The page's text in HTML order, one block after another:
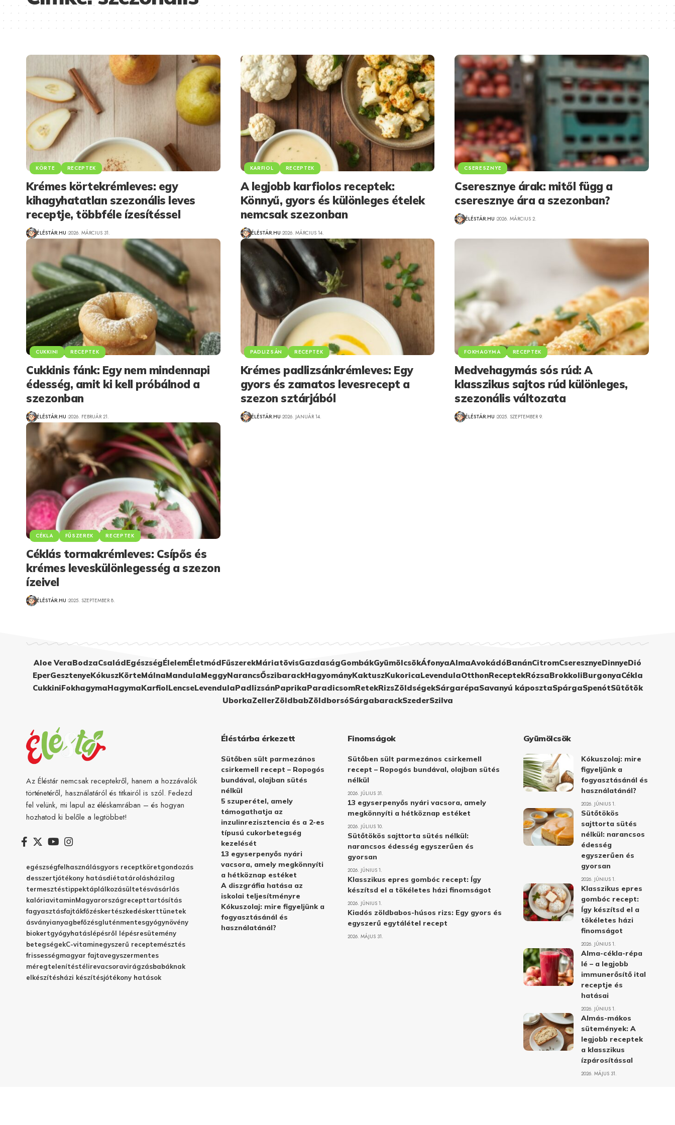
KÖRTE RECEPTEK
Krémes körtekrémleves: egy
kihagyhatatlan szezonális leves
receptje, többféle ízesítéssel
ÉLÉSTÁR.HU 2026. MÁRCIUS 31.
KARFIOL RECEPTEK
A legjobb karfiolos receptek:
Könnyű, gyors és különleges ételek
nemcsak szezonban
ÉLÉSTÁR.HU 2026. MÁRCIUS 14.
CSERESZNYE
Cseresznye árak: mitől függ a
cseresznye ára a szezonban?
ÉLÉSTÁR.HU 2026. MÁRCIUS 2.
CUKKINI RECEPTEK
Cukkinis fánk: Egy nem mindennapi
édesség, amit ki kell próbálnod a
szezonban
ÉLÉSTÁR.HU 2026. FEBRUÁR 21.
PADLIZSÁN RECEPTEK
Krémes padlizsánkrémleves: Egy
gyors és zamatos levesrecept a
szezon sztárjából
ÉLÉSTÁR.HU 2026. JANUÁR 14.
FOKHAGYMA RECEPTEK
Medvehagymás sós rúd: A
klasszikus sajtos rúd különleges,
szezonális változata
ÉLÉSTÁR.HU 2025. SZEPTEMBER 9.
CÉKLA FŰSZEREK RECEPTEK
Céklás tormakrémleves: Csípős és
krémes leveskülönlegesség a szezon
ízeivel
ÉLÉSTÁR.HU 2025. SZEPTEMBER 8.
Aloe VeraBodzaCsaládEgészségÉlelemÉletmódFűszerekMáriatövisGazdaságGombákGyümölcsökÁfonyaAlmaAvokádóBanánCitromCseresznyeDinnyeDió
EperGesztenyeKókuszKörteMálnaMandulaMeggyNarancsŐszibarackHagyományKaktuszKukoricaLevendulaOtthonReceptekRózsaBrokkoliBurgonyaCékla
CukkiniFokhagymaHagymaKarfiolLencseLevendulaPadlizsánPaprikaParadicsomRetekRizsZöldségekSárgarépaSavanyú káposztaSpárgaSpenótSütőtök
UborkaZellerZöldbabZöldborsóSárgabarackSzederSzilva
Az Éléstár nemcsak receptekről, hanem a hozzávalók
történetéről, használatáról és titkairól is szól. Fedezd
fel velünk, mi lapul az éléskamrában – és hogyan
hozhatod ki belőle a legtöbbet!
egészségfelhasználásgyors receptköretgondozás
desszertjótékony hatásdiétatárolásházilag
termesztéstippektáplálkozásültetésvásárlás
kalóriavitaminMagyarországrecepttartósítás
fagyasztásfajtákfőzéskertészkedéskerttünetek
ásványianyagbefőzésgluténmentesgyógynövény
biokertgyógyhatáslépésről lépésresütemény
betegségekC-vitaminegyszerű receptemésztés
frissességmagyar fajtavegyszermentes
méregtelenítéstélirevacsoravirágzásbabáknak
elkészítésházi készítésjótékony hatások
Éléstárba érkezett
Sütőben sült parmezános
csirkemell recept – Ropogós
bundával, olajban sütés
nélkül
5 szuperétel, amely
támogathatja az
inzulinrezisztencia és a 2-es
típusú cukorbetegség
kezelését
13 egyserpenyős nyári
vacsora, amely megkönnyíti
a hétköznap estéket
A diszgráfia hatása az
iskolai teljesítményre
Kókuszolaj: mire figyeljünk a
fogyasztásánál és
használatánál?
Finomságok
Sütőben sült parmezános csirkemell
recept – Ropogós bundával, olajban sütés
nélkül
2026. JÚLIUS 31.
13 egyserpenyős nyári vacsora, amely
megkönnyíti a hétköznap estéket
2026. JÚLIUS 10.
Sütőtökös sajttorta sütés nélkül:
narancsos édesség egyszerűen és
gyorsan
2026. JÚNIUS 1.
Klasszikus epres gombóc recept: Így
készítsd el a tökéletes házi finomságot
2026. JÚNIUS 1.
Kiadós zöldbabos-húsos rizs: Egy gyors és
egyszerű egytálétel recept
2026. MÁJUS 31.
Gyümölcsök
Kókuszolaj: mire
figyeljünk a
fogyasztásánál és
használatánál?
2026. JÚNIUS 1.
Sütőtökös
sajttorta sütés
nélkül: narancsos
édesség
egyszerűen és
gyorsan
2026. JÚNIUS 1.
Klasszikus epres
gombóc recept:
Így készítsd el a
tökéletes házi
finomságot
2026. JÚNIUS 1.
Alma-cékla-répa
lé – a legjobb
immunerősítő ital
receptje és
hatásai
2026. JÚNIUS 1.
Almás-mákos
sütemények: A
legjobb receptek
a klasszikus
ízpárosítással
2026. MÁJUS 31.